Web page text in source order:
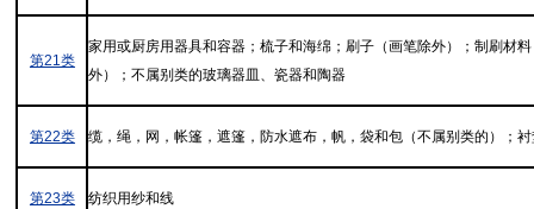
第21类
家用或厨房用器具和容器；梳子和海绵；刷子（画笔除外）；制刷材
外）；不属别类的玻璃器皿、瓷器和陶器
第22类 缆，绳，网，帐篷，遮篷，防水遮布，帆，袋和包（不属别类的）；
第23类 纺织用纱和线